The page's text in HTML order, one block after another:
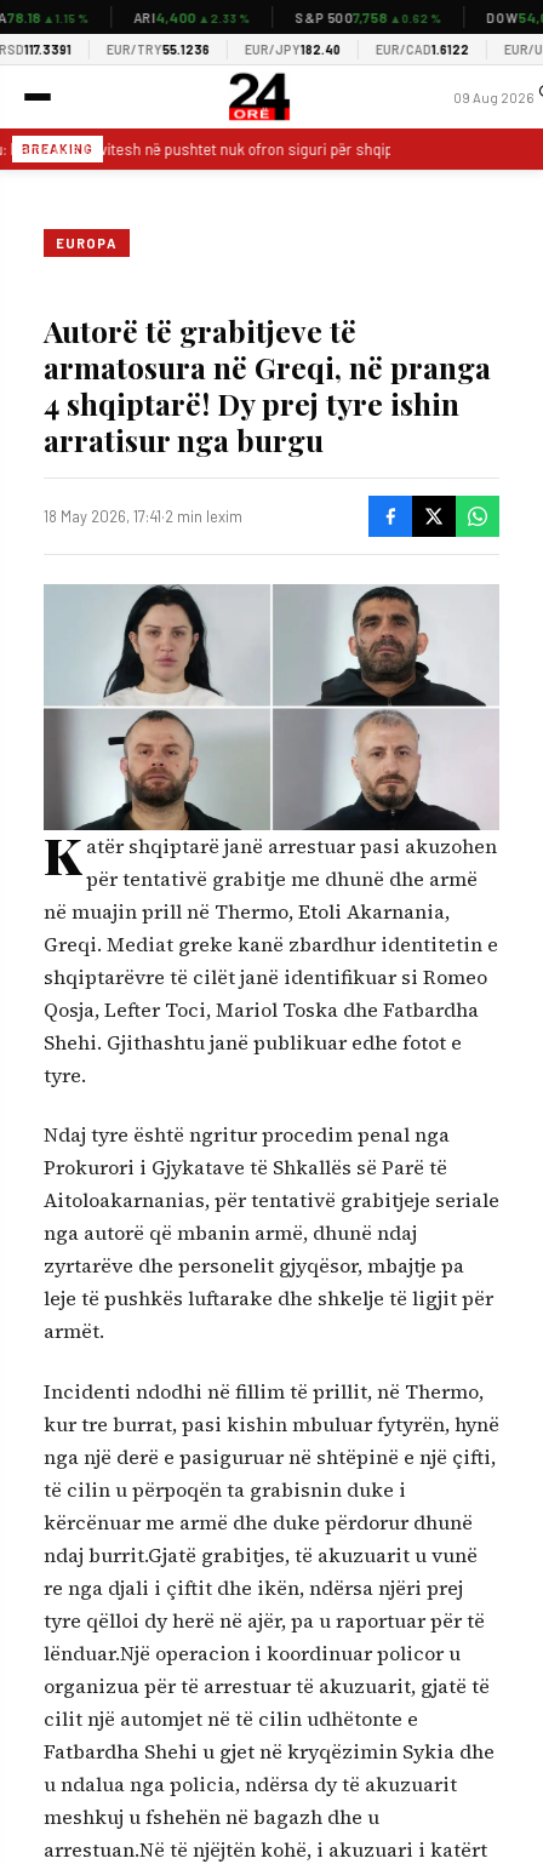
▲1.15 % ARI4,400▲2.33 % S&P 5007,758▲0.62 % DOW
117.3391 EUR/TRY55.1236 EUR/JPY182.40 EUR/CAD1.6122 EUR/USD
09 Aug 2026
BREAKING
Rama pas 13 vitesh në pushtet nuk ofron siguri për shqiptarët
EUROPA
Autorë të grabitjeve të
armatosura në Greqi, në pranga
4 shqiptarë! Dy prej tyre ishin
arratisur nga burgu
18 May 2026, 17:41·2 min lexim
K atër shqiptarë janë arrestuar pasi akuzohen
për tentativë grabitje me dhunë dhe armë
në muajin prill në Thermo, Etoli Akarnania,
Greqi. Mediat greke kanë zbardhur identitetin e
shqiptarëvre të cilët janë identifikuar si Romeo
Qosja, Lefter Toci, Mariol Toska dhe Fatbardha
Shehi. Gjithashtu janë publikuar edhe fotot e
tyre.
Ndaj tyre është ngritur procedim penal nga
Prokurori i Gjykatave të Shkallës së Parë të
Aitoloakarnanias, për tentativë grabitjeje seriale
nga autorë që mbanin armë, dhunë ndaj
zyrtarëve dhe personelit gjyqësor, mbajtje pa
leje të pushkës luftarake dhe shkelje të ligjit për
armët.
Incidenti ndodhi në fillim të prillit, në Thermo,
kur tre burrat, pasi kishin mbuluar fytyrën, hynë
nga një derë e pasiguruar në shtëpinë e një çifti,
të cilin u përpoqën ta grabisnin duke i
kërcënuar me armë dhe duke përdorur dhunë
ndaj burrit.Gjatë grabitjes, të akuzuarit u vunë
re nga djali i çiftit dhe ikën, ndërsa njëri prej
tyre qëlloi dy herë në ajër, pa u raportuar për të
lënduar.Një operacion i koordinuar policor u
organizua për të arrestuar të akuzuarit, gjatë të
cilit një automjet në të cilin udhëtonte e
Fatbardha Shehi u gjet në kryqëzimin Sykia dhe
u ndalua nga policia, ndërsa dy të akuzuarit
meshkuj u fshehën në bagazh dhe u
arrestuan.Në të njëjtën kohë, i akuzuari i katërt